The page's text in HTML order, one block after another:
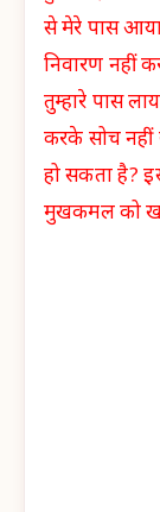
से मेरे पास
निवारण नहीं
तुम्हारे पास
करके सोच नहीं
हो सकता है?
मुखकमल को